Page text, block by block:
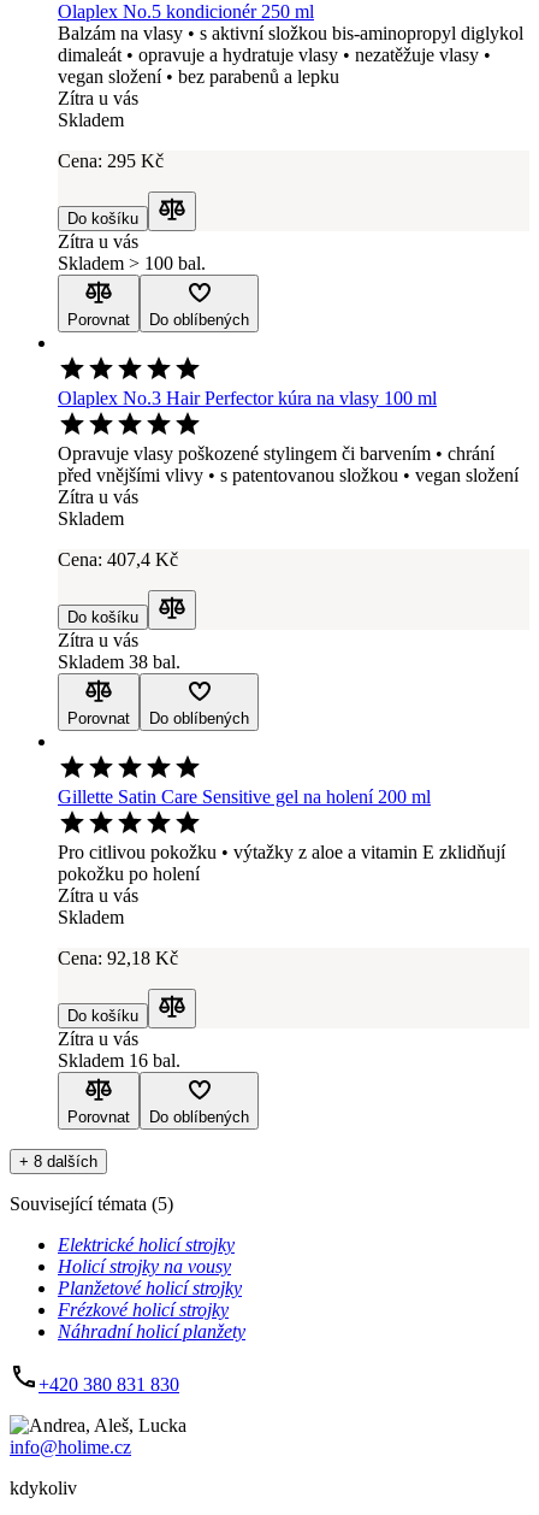
Olaplex No.5 kondicionér 250 ml
Balzám na vlasy • s aktivní složkou bis-aminopropyl diglykol
dimaleát • opravuje a hydratuje vlasy • nezatěžuje vlasy •
vegan složení • bez parabenů a lepku
Zítra u vás
Skladem
Cena: 295 Kč
Do košíku
Porovnat
Zítra u vás
Skladem > 100 bal.
Porovnat Do oblíbených
Olaplex No.3 Hair Perfector kúra na vlasy 100 ml
Opravuje vlasy poškozené stylingem či barvením • chrání
před vnějšími vlivy • s patentovanou složkou • vegan složení
Zítra u vás
Skladem
Cena: 407,4 Kč
Do košíku
Porovnat
Zítra u vás
Skladem 38 bal.
Porovnat Do oblíbených
Gillette Satin Care Sensitive gel na holení 200 ml
Pro citlivou pokožku • výtažky z aloe a vitamin E zklidňují
pokožku po holení
Zítra u vás
Skladem
Cena: 92,18 Kč
Do košíku
Porovnat
Zítra u vás
Skladem 16 bal.
Porovnat Do oblíbených
+ 8 dalších
Související témata (5)
Elektrické holicí strojky
Holicí strojky na vousy
Planžetové holicí strojky
Frézkové holicí strojky
Náhradní holicí planžety
+420 380 831 830
info@holime.cz
kdykoliv